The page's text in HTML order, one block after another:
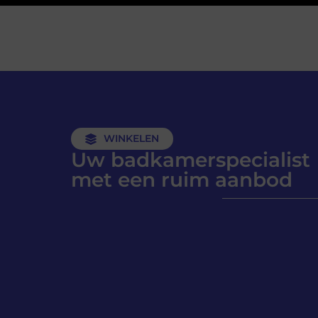
WINKELEN
Uw badkamerspecialist
met een ruim aanbod